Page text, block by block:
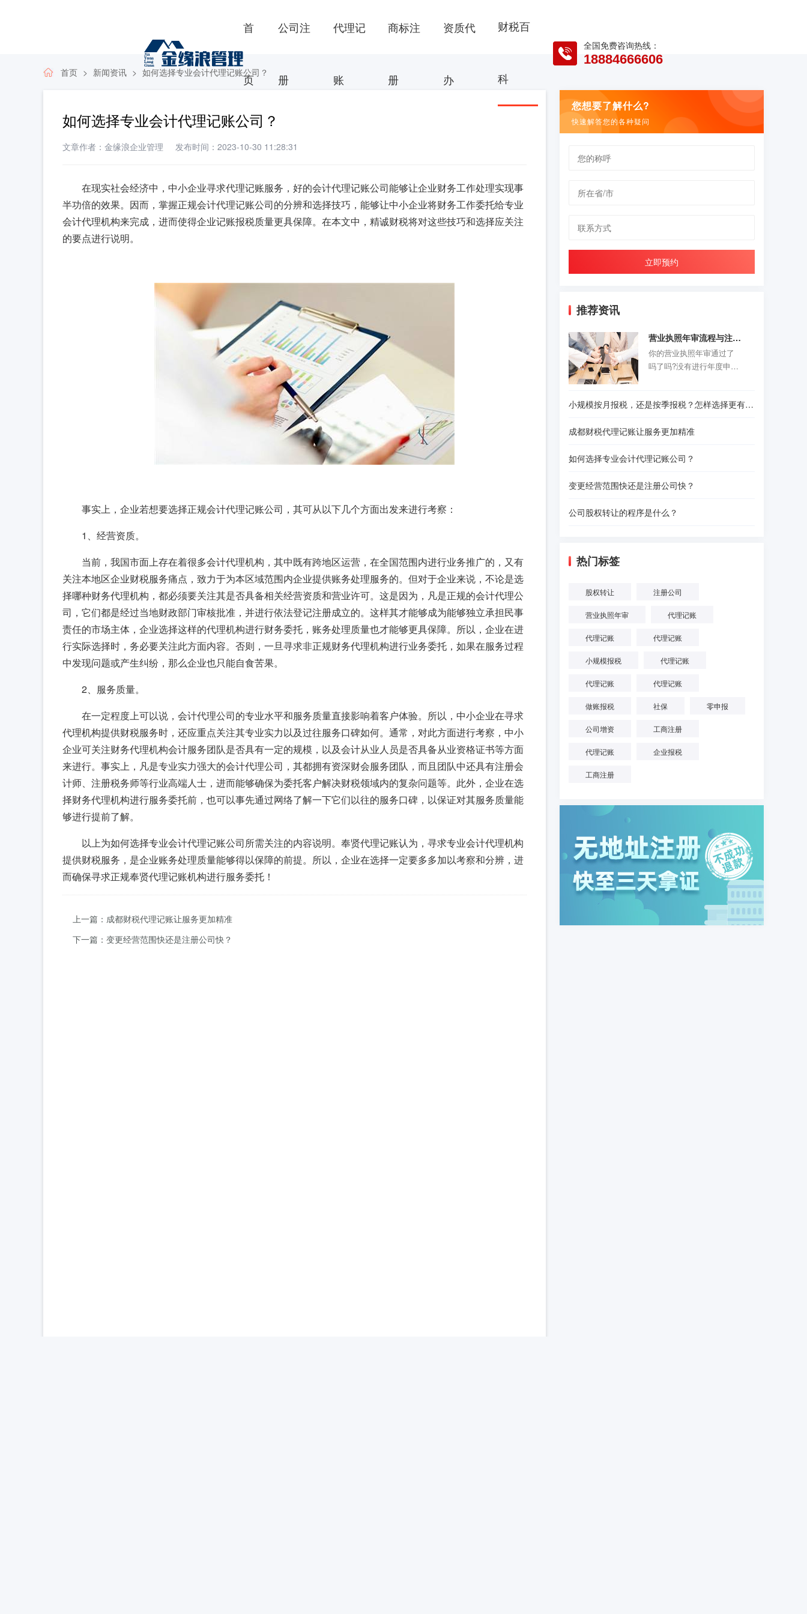
首
页
公司注
册
代理记
账
商标注
册
资质代
办
财税百
科
全国免费咨询热线：
18884666606
首页 新闻资讯 如何选择专业会计代理记账公司？
如何选择专业会计代理记账公司？
文章作者：金缘浪企业管理 发布时间：2023-10-30 11:28:31
在现实社会经济中，中小企业寻求代理记账服务，好的会计代理记账公司能够让企业财务工作处理实现事
半功倍的效果。因而，掌握正规会计代理记账公司的分辨和选择技巧，能够让中小企业将财务工作委托给专业
会计代理机构来完成，进而使得企业记账报税质量更具保障。在本文中，精诚财税将对这些技巧和选择应关注
的要点进行说明。
事实上，企业若想要选择正规会计代理记账公司，其可从以下几个方面出发来进行考察：
1、经营资质。
当前，我国市面上存在着很多会计代理机构，其中既有跨地区运营，在全国范围内进行业务推广的，又有
关注本地区企业财税服务痛点，致力于为本区域范围内企业提供账务处理服务的。但对于企业来说，不论是选
择哪种财务代理机构，都必须要关注其是否具备相关经营资质和营业许可。这是因为，凡是正规的会计代理公
司，它们都是经过当地财政部门审核批准，并进行依法登记注册成立的。这样其才能够成为能够独立承担民事
责任的市场主体，企业选择这样的代理机构进行财务委托，账务处理质量也才能够更具保障。所以，企业在进
行实际选择时，务必要关注此方面内容。否则，一旦寻求非正规财务代理机构进行业务委托，如果在服务过程
中发现问题或产生纠纷，那么企业也只能自食苦果。
2、服务质量。
在一定程度上可以说，会计代理公司的专业水平和服务质量直接影响着客户体验。所以，中小企业在寻求
代理机构提供财税服务时，还应重点关注其专业实力以及过往服务口碑如何。通常，对此方面进行考察，中小
企业可关注财务代理机构会计服务团队是否具有一定的规模，以及会计从业人员是否具备从业资格证书等方面
来进行。事实上，凡是专业实力强大的会计代理公司，其都拥有资深财会服务团队，而且团队中还具有注册会
计师、注册税务师等行业高端人士，进而能够确保为委托客户解决财税领域内的复杂问题等。此外，企业在选
择财务代理机构进行服务委托前，也可以事先通过网络了解一下它们以往的服务口碑，以保证对其服务质量能
够进行提前了解。
以上为如何选择专业会计代理记账公司所需关注的内容说明。奉贤代理记账认为，寻求专业会计代理机构
提供财税服务，是企业账务处理质量能够得以保障的前提。所以，企业在选择一定要多多加以考察和分辨，进
而确保寻求正规奉贤代理记账机构进行服务委托！
上一篇：成都财税代理记账让服务更加精准
下一篇：变更经营范围快还是注册公司快？
您想要了解什么?
快速解答您的各种疑问
立即预约
推荐资讯
营业执照年审流程与注意事项
你的营业执照年审通过了
吗了吗?没有进行年度申报
取消，改为企业年度报告
公示时间是每年的1月1日-6
位创业者们准备了一份操
悉怎样操作的人作为参
小规模按月报税，还是按季报税？怎样选择更有利？
成都财税代理记账让服务更加精准
如何选择专业会计代理记账公司？
变更经营范围快还是注册公司快？
公司股权转让的程序是什么？
热门标签
股权转让 注册公司
营业执照年审 代理记账
代理记账 代理记账
小规模报税 代理记账
代理记账 代理记账
做账报税 社保 零申报
公司增资 工商注册
代理记账 企业报税
工商注册